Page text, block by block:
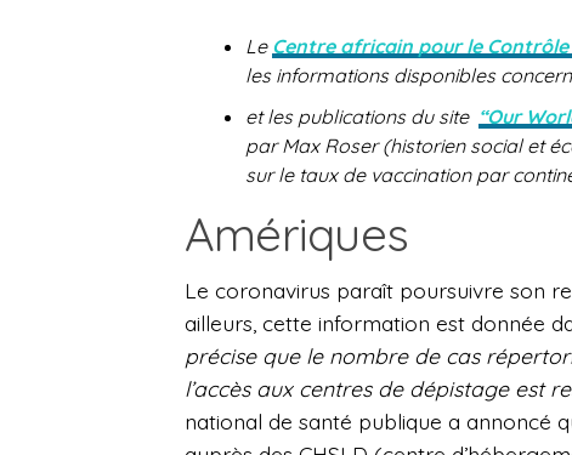
Le Centre africain pour le
les informations disponibles
et les publications du site “Our
par Max Roser (historien social et
sur le taux de vaccination par
Amériques
Le coronavirus paraît poursuivre son
ailleurs, cette information est donnée
précise que le nombre de cas
l’accès aux centres de dépistage est
national de santé publique a annoncé